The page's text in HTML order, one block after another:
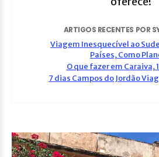
ARTIGOS RECENTES POR
Viagem Inesquecível ao
Países, Como
O que fazer em Caraiva,
7 dias Campos do Jordão